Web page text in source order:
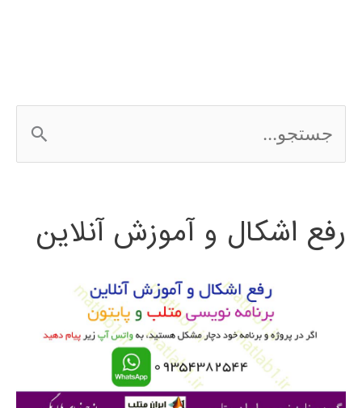
س
ج
رفع اشکال و آموزش آنلاین